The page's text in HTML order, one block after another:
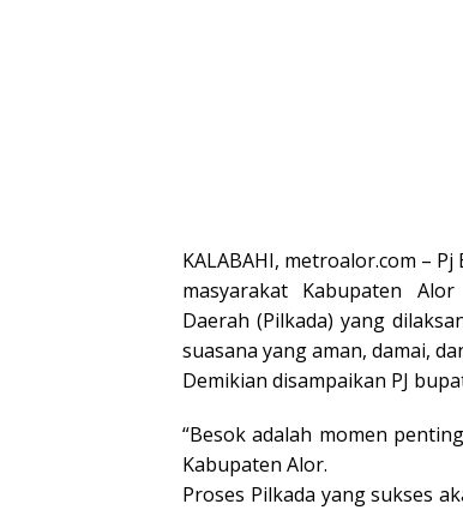
KALABAHI, metroalor.com –
masyarakat Kabupaten
Daerah (Pilkada) yang
suasana yang aman, damai,
Demikian disampaikan PJ
“Besok adalah momen
Kabupaten Alor.
Proses Pilkada yang sukses